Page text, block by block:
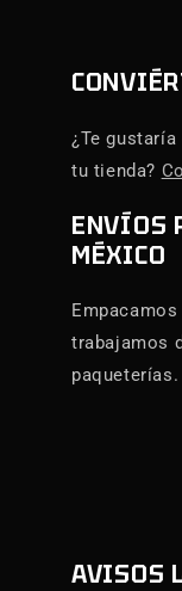
¿Te
tu tienda?
ENVÍOS
MÉXICO
trabajamos
paqueterías.
AVISOS